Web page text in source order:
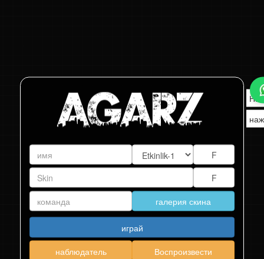
галерия скина
играй
наблюдатель
Воспроизвести